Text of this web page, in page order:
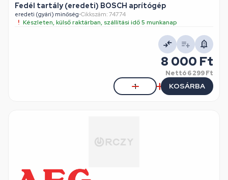
Fedél tartály (eredeti) BOSCH aprítógép
eredeti (gyári) minőség•Cikkszám: 74774
Készleten, külső raktárban, szállítási idő 5 munkanap
8 000 Ft
Nettó6 299 Ft
KOSÁRBA